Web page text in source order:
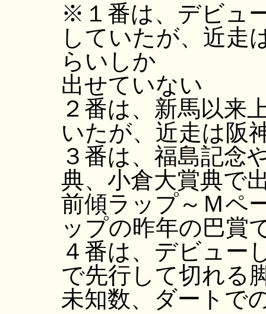
※１番は、デビュ
していたが、近走
らいしか
出せていない
２番は、新馬以来
いたが、近走は阪
３番は、福島記念
典、小倉大賞典で
前傾ラップ～Ｍペ
ップの昨年の巴賞
４番は、デビュー
で先行して切れる
未知数、ダートで